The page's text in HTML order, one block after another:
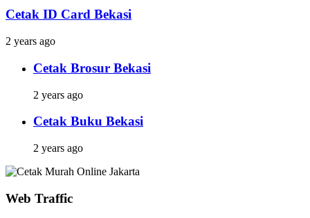
Cetak ID Card Bekasi
2 years ago
Cetak Brosur Bekasi
2 years ago
Cetak Buku Bekasi
2 years ago
Web Traffic